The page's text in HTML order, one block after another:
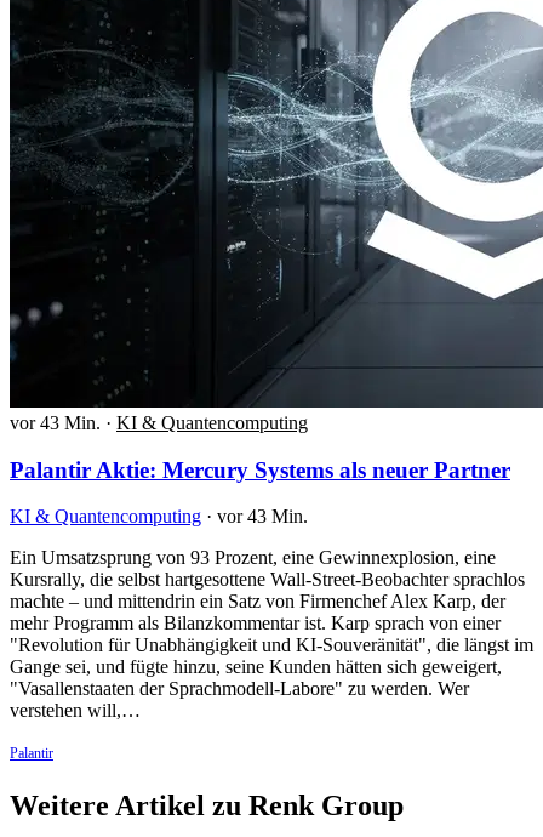
vor 43 Min. · KI & Quantencomputing
Palantir Aktie: Mercury Systems als neuer Partner
KI & Quantencomputing · vor 43 Min.
Ein Umsatzsprung von 93 Prozent, eine Gewinnexplosion, eine
Kursrally, die selbst hartgesottene Wall-Street-Beobachter sprachlos
machte – und mittendrin ein Satz von Firmenchef Alex Karp, der
mehr Programm als Bilanzkommentar ist. Karp sprach von einer
"Revolution für Unabhängigkeit und KI-Souveränität", die längst im
Gange sei, und fügte hinzu, seine Kunden hätten sich geweigert,
"Vasallenstaaten der Sprachmodell-Labore" zu werden. Wer
verstehen will,…
Palantir
Weitere Artikel zu Renk Group